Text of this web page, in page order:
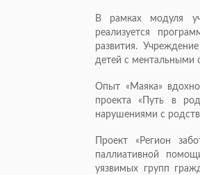
В рамках модуля
реализуется
развития.
детей с ментальными
Опыт «Маяка»
проекта «Путь в
нарушениями с
Проект «Регион
паллиативной
уязвимых групп